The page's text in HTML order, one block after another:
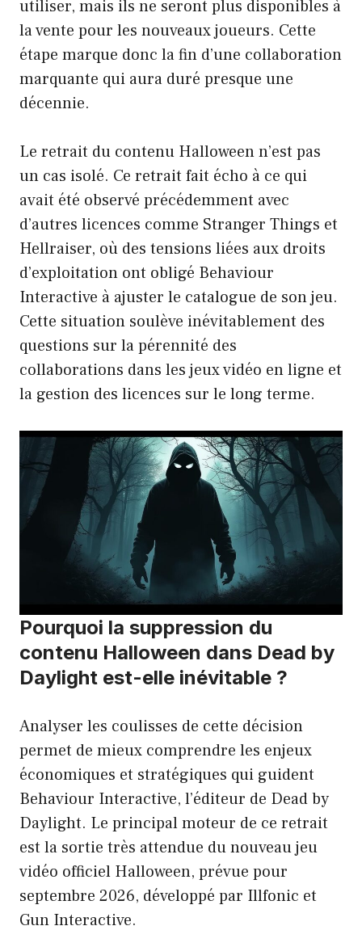
utiliser, mais ils ne seront plus disponibles à
la vente pour les nouveaux joueurs. Cette
étape marque donc la fin d’une collaboration
marquante qui aura duré presque une
décennie.
Le retrait du contenu Halloween n’est pas
un cas isolé. Ce retrait fait écho à ce qui
avait été observé précédemment avec
d’autres licences comme Stranger Things et
Hellraiser, où des tensions liées aux droits
d’exploitation ont obligé Behaviour
Interactive à ajuster le catalogue de son jeu.
Cette situation soulève inévitablement des
questions sur la pérennité des
collaborations dans les jeux vidéo en ligne et
la gestion des licences sur le long terme.
Pourquoi la suppression du
contenu Halloween dans Dead by
Daylight est-elle inévitable ?
Analyser les coulisses de cette décision
permet de mieux comprendre les enjeux
économiques et stratégiques qui guident
Behaviour Interactive, l’éditeur de Dead by
Daylight. Le principal moteur de ce retrait
est la sortie très attendue du nouveau jeu
vidéo officiel Halloween, prévue pour
septembre 2026, développé par Illfonic et
Gun Interactive.